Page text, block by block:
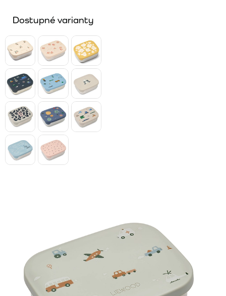
Dostupné varianty